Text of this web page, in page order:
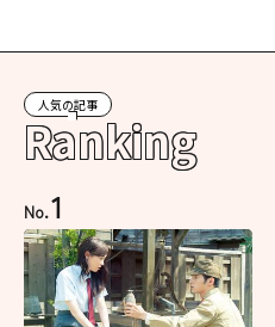
人気の記事
Ranking
No.1